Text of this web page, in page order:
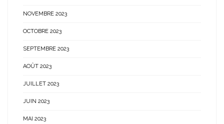
NOVEMBRE 2023
OCTOBRE 2023
SEPTEMBRE 2023
AOÛT 2023
JUILLET 2023
JUIN 2023
MAI 2023